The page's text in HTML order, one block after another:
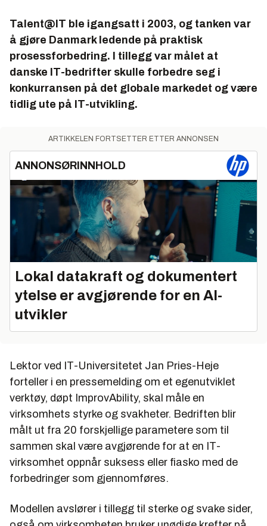
Talent@IT ble igangsatt i 2003, og tanken var
å gjøre Danmark ledende på praktisk
prosessforbedring. I tillegg var målet at
danske IT-bedrifter skulle forbedre seg i
konkurransen på det globale markedet og være
tidlig ute på IT-utvikling.
ARTIKKELEN FORTSETTER ETTER ANNONSEN
ANNONSØRINNHOLD
Lokal datakraft og dokumentert
ytelse er avgjørende for en AI-
utvikler
Lektor ved IT-Universitetet Jan Pries-Heje
forteller i en pressemelding om et egenutviklet
verktøy, døpt ImprovAbility, skal måle en
virksomhets styrke og svakheter. Bedriften blir
målt ut fra 20 forskjellige parametere som til
sammen skal være avgjørende for at en IT-
virksomhet oppnår suksess eller fiasko med de
forbedringer som gjennomføres.
Modellen avslører i tillegg til sterke og svake sider,